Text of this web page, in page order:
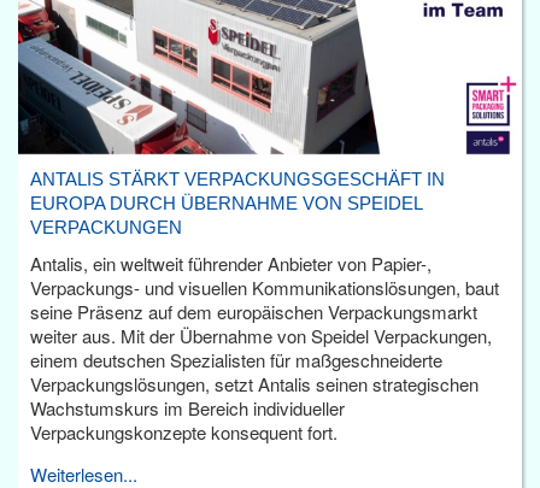
ANTALIS STÄRKT VERPACKUNGSGESCHÄFT IN
EUROPA DURCH ÜBERNAHME VON SPEIDEL
VERPACKUNGEN
Antalis, ein weltweit führender Anbieter von Papier-,
Verpackungs- und visuellen Kommunikationslösungen, baut
seine Präsenz auf dem europäischen Verpackungsmarkt
weiter aus. Mit der Übernahme von Speidel Verpackungen,
einem deutschen Spezialisten für maßgeschneiderte
Verpackungslösungen, setzt Antalis seinen strategischen
Wachstumskurs im Bereich individueller
Verpackungskonzepte konsequent fort.
Weiterlesen...